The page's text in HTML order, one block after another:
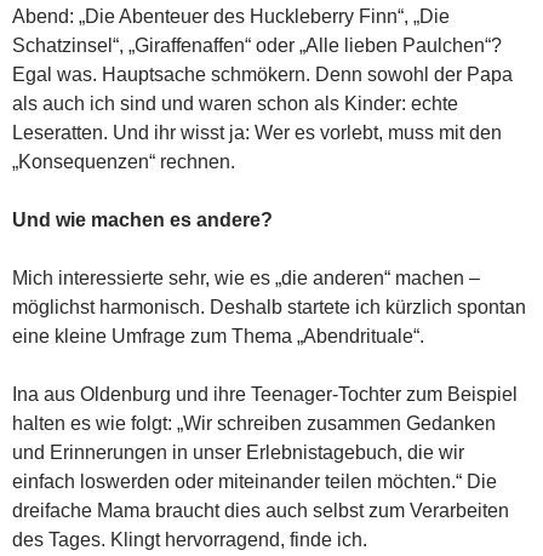
Abend: „Die Abenteuer des Huckleberry Finn“, „Die
Schatzinsel“, „Giraffenaffen“ oder „Alle lieben Paulchen“?
Egal was. Hauptsache schmökern. Denn sowohl der Papa
als auch ich sind und waren schon als Kinder: echte
Leseratten. Und ihr wisst ja: Wer es vorlebt, muss mit den
„Konsequenzen“ rechnen.
Und wie machen es andere?
Mich interessierte sehr, wie es „die anderen“ machen –
möglichst harmonisch. Deshalb startete ich kürzlich spontan
eine kleine Umfrage zum Thema „Abendrituale“.
Ina aus Oldenburg und ihre Teenager-Tochter zum Beispiel
halten es wie folgt: „Wir schreiben zusammen Gedanken
und Erinnerungen in unser Erlebnistagebuch, die wir
einfach loswerden oder miteinander teilen möchten.“ Die
dreifache Mama braucht dies auch selbst zum Verarbeiten
des Tages. Klingt hervorragend, finde ich.